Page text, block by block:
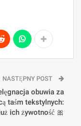
NASTĘPNY POST
obuwia za
taśm tekstylnych:
ich żywotność 🎀